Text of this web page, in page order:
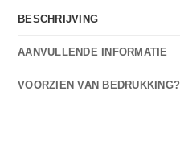
BESCHRIJVING
AANVULLENDE INFORMATIE
VOORZIEN VAN BEDRUKKING?